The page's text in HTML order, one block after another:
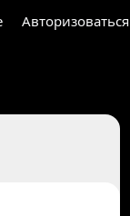
Авторизоваться